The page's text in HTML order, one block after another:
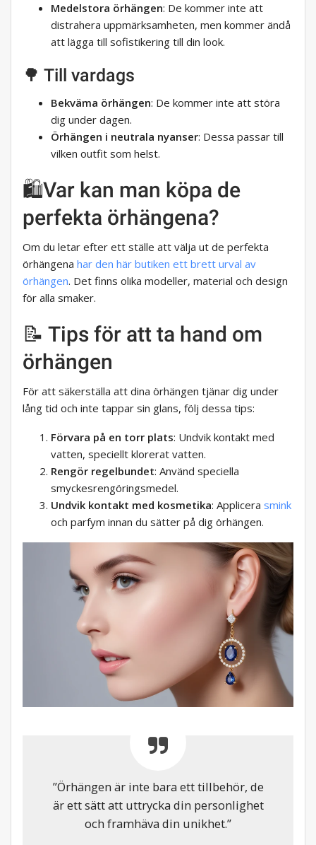
Medelstora örhängen: De kommer inte att
distrahera uppmärksamheten, men kommer ändå
att lägga till sofistikering till din look.
🌳 Till vardags
Bekväma örhängen: De kommer inte att störa
dig under dagen.
Örhängen i neutrala nyanser: Dessa passar till
vilken outfit som helst.
🛍️Var kan man köpa de
perfekta örhängena?
Om du letar efter ett ställe att välja ut de perfekta
örhängena har den här butiken ett brett urval av
örhängen. Det finns olika modeller, material och design
för alla smaker.
📝 Tips för att ta hand om
örhängen
För att säkerställa att dina örhängen tjänar dig under
lång tid och inte tappar sin glans, följ dessa tips:
Förvara på en torr plats: Undvik kontakt med
vatten, speciellt klorerat vatten.
Rengör regelbundet: Använd speciella
smyckesrengöringsmedel.
Undvik kontakt med kosmetika: Applicera smink
och parfym innan du sätter på dig örhängen.
”Örhängen är inte bara ett tillbehör, de
är ett sätt att uttrycka din personlighet
och framhäva din unikhet.”